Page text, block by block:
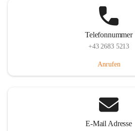
Telefonnummer
+43 2683 5213
Anrufen
E-Mail Adresse